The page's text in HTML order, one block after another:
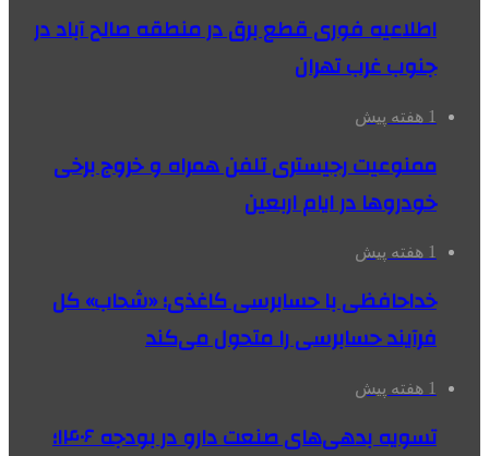
اطلاعیه فوری قطع برق در منطقه صالح آباد در
جنوب غرب تهران
1 هفته پیش
ممنوعیت رجیستری تلفن همراه و خروج برخی
خودروها در ایام اربعین
1 هفته پیش
خداحافظی با حسابرسی کاغذی؛ «شحاب» کل
فرآیند حسابرسی را متحول می‌کند
1 هفته پیش
تسویه بدهی‌های صنعت دارو در بودجه ۱۴۰۶؛